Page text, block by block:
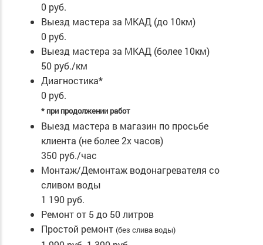
0 руб.
Выезд мастера за МКАД (до 10км)
0 руб.
Выезд мастера за МКАД (более 10км)
50 руб./км
Диагностика*
0 руб.
* при продолжении работ
Выезд мастера в магазин по просьбе
клиента (не более 2х часов)
350 руб./час
Монтаж/Демонтаж водонагревателя со
сливом воды
1 190 руб.
Ремонт от 5 до 50 литров
Простой ремонт (без слива воды)